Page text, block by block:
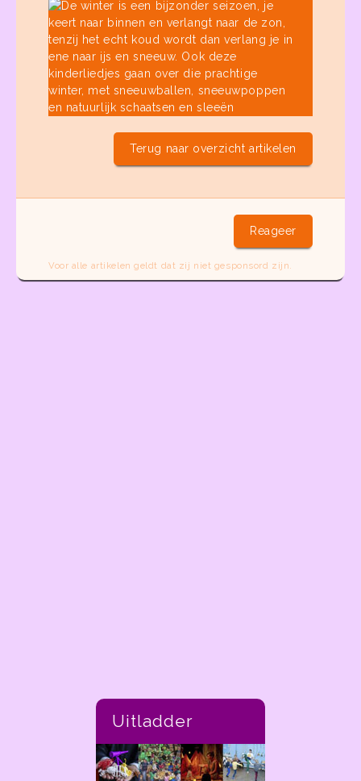
Terug naar overzicht artikelen
Reageer
Voor alle artikelen geldt dat zij niet gesponsord zijn.
Uitladder